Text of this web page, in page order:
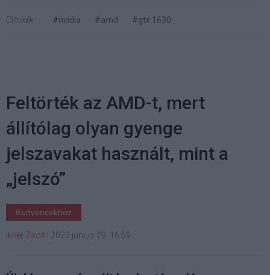
Címkék: #nvidia #amd #gtx 1630
Feltörték az AMD-t, mert
állítólag olyan gyenge
jelszavakat használt, mint a
„jelszó”
Kedvencekhez
Ikker Zsolt 2022 június 29. 16:59